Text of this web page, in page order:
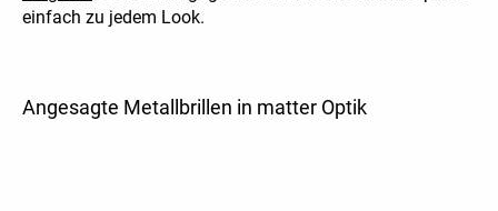
einfach zu jedem Look.
Angesagte Metallbrillen in matter Optik